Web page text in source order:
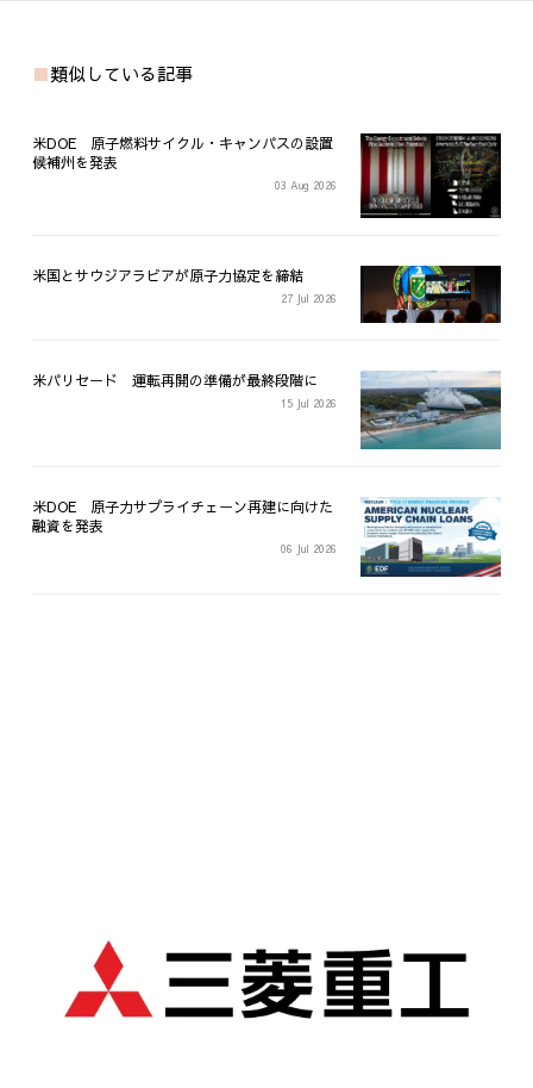
類似している記事
米DOE 原子燃料サイクル・キャンパスの設置
候補州を発表
03 Aug 2026
米国とサウジアラビアが原子力協定を締結
27 Jul 2026
米パリセード 運転再開の準備が最終段階に
15 Jul 2026
米DOE 原子力サプライチェーン再建に向けた
融資を発表
06 Jul 2026